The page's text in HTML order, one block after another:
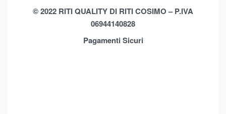
Shop
Privacy Policy
© 2022 RITI QUALITY DI RITI COSIMO – P.IVA
06944140828
Pagamenti Sicuri